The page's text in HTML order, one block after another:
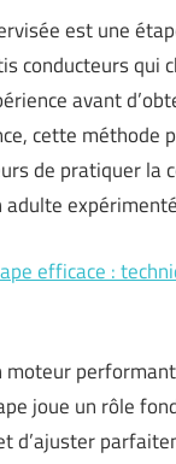
est une
conducteurs qui
avant
cette méthode
de pratiquer la
adulte
efficace :
moteur
joue un rôle
d’ajuster